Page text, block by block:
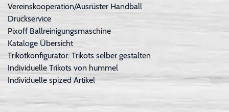
Vereinskooperation/Ausrüster Handball
Druckservice
Pixoff Ballreinigungsmaschine
Kataloge Übersicht
Trikotkonfigurator: Trikots selber gestalten
Individuelle Trikots von hummel
Individuelle spized Artikel